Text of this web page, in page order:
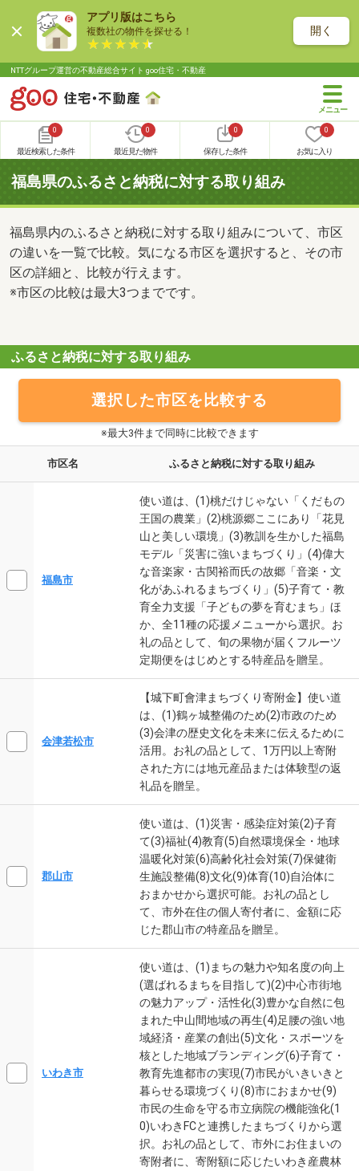
アプリ版はこちら
複数社の物件を探せる！ 開く
NTTグループ運営の不動産総合サイト goo住宅・不動産
0
最近検索した条件
0
最近見た物件
0
保存した条件
0
お気に入り
福島県のふるさと納税に対する取り組み
福島県内のふるさと納税に対する取り組みについて、市区
の違いを一覧で比較。気になる市区を選択すると、その市
区の詳細と、比較が行えます。
※市区の比較は最大3つまでです。
ふるさと納税に対する取り組み
選択した市区を比較する
※最大3件まで同時に比較できます
市区名 ふるさと納税に対する取り組み
福島市
使い道は、(1)桃だけじゃない「くだもの
王国の農業」(2)桃源郷ここにあり「花見
山と美しい環境」(3)教訓を生かした福島
モデル「災害に強いまちづくり」(4)偉大
な音楽家・古関裕而氏の故郷「音楽・文
化があふれるまちづくり」(5)子育て・教
育全力支援「子どもの夢を育むまち」ほ
か、全11種の応援メニューから選択。お
礼の品として、旬の果物が届くフルーツ
定期便をはじめとする特産品を贈呈。
会津若松市
【城下町會津まちづくり寄附金】使い道
は、(1)鶴ヶ城整備のため(2)市政のため
(3)会津の歴史文化を未来に伝えるために
活用。お礼の品として、1万円以上寄附
された方には地元産品または体験型の返
礼品を贈呈。
郡山市
使い道は、(1)災害・感染症対策(2)子育
て(3)福祉(4)教育(5)自然環境保全・地球
温暖化対策(6)高齢化社会対策(7)保健衛
生施設整備(8)文化(9)体育(10)自治体に
おまかせから選択可能。お礼の品とし
て、市外在住の個人寄付者に、金額に応
じた郡山市の特産品を贈呈。
いわき市
使い道は、(1)まちの魅力や知名度の向上
(選ばれるまちを目指して)(2)中心市街地
の魅力アップ・活性化(3)豊かな自然に包
まれた中山間地域の再生(4)足腰の強い地
域経済・産業の創出(5)文化・スポーツを
核とした地域ブランディング(6)子育て・
教育先進都市の実現(7)市民がいきいきと
暮らせる環境づくり(8)市におまかせ(9)
市民の生命を守る市立病院の機能強化(1
0)いわきFCと連携したまちづくりから選
択。お礼の品として、市外にお住まいの
寄附者に、寄附額に応じたいわき産農林